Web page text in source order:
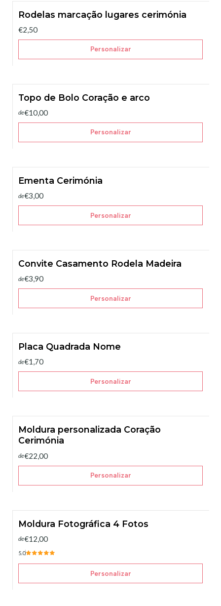
Rodelas marcação lugares cerimónia
€2,50
Personalizar
Topo de Bolo Coração e arco
de€10,00
Personalizar
Ementa Cerimónia
de€3,00
Personalizar
Convite Casamento Rodela Madeira
de€3,90
Personalizar
Placa Quadrada Nome
de€1,70
Personalizar
Moldura personalizada Coração
Cerimónia
de€22,00
Personalizar
Moldura Fotográfica 4 Fotos
de€12,00
5.0
Personalizar